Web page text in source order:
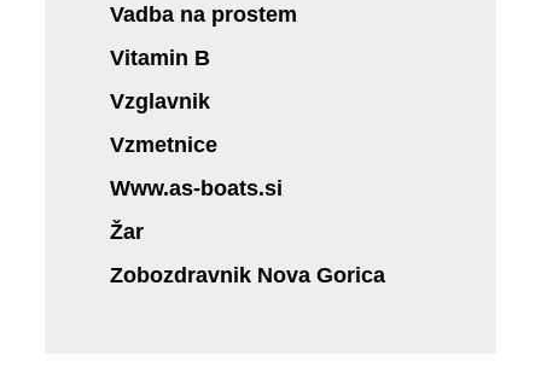
Vadba na prostem
Vitamin B
Vzglavnik
Vzmetnice
Www.as-boats.si
Žar
Zobozdravnik Nova Gorica